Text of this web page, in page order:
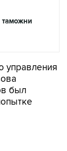
таможни
управления
был